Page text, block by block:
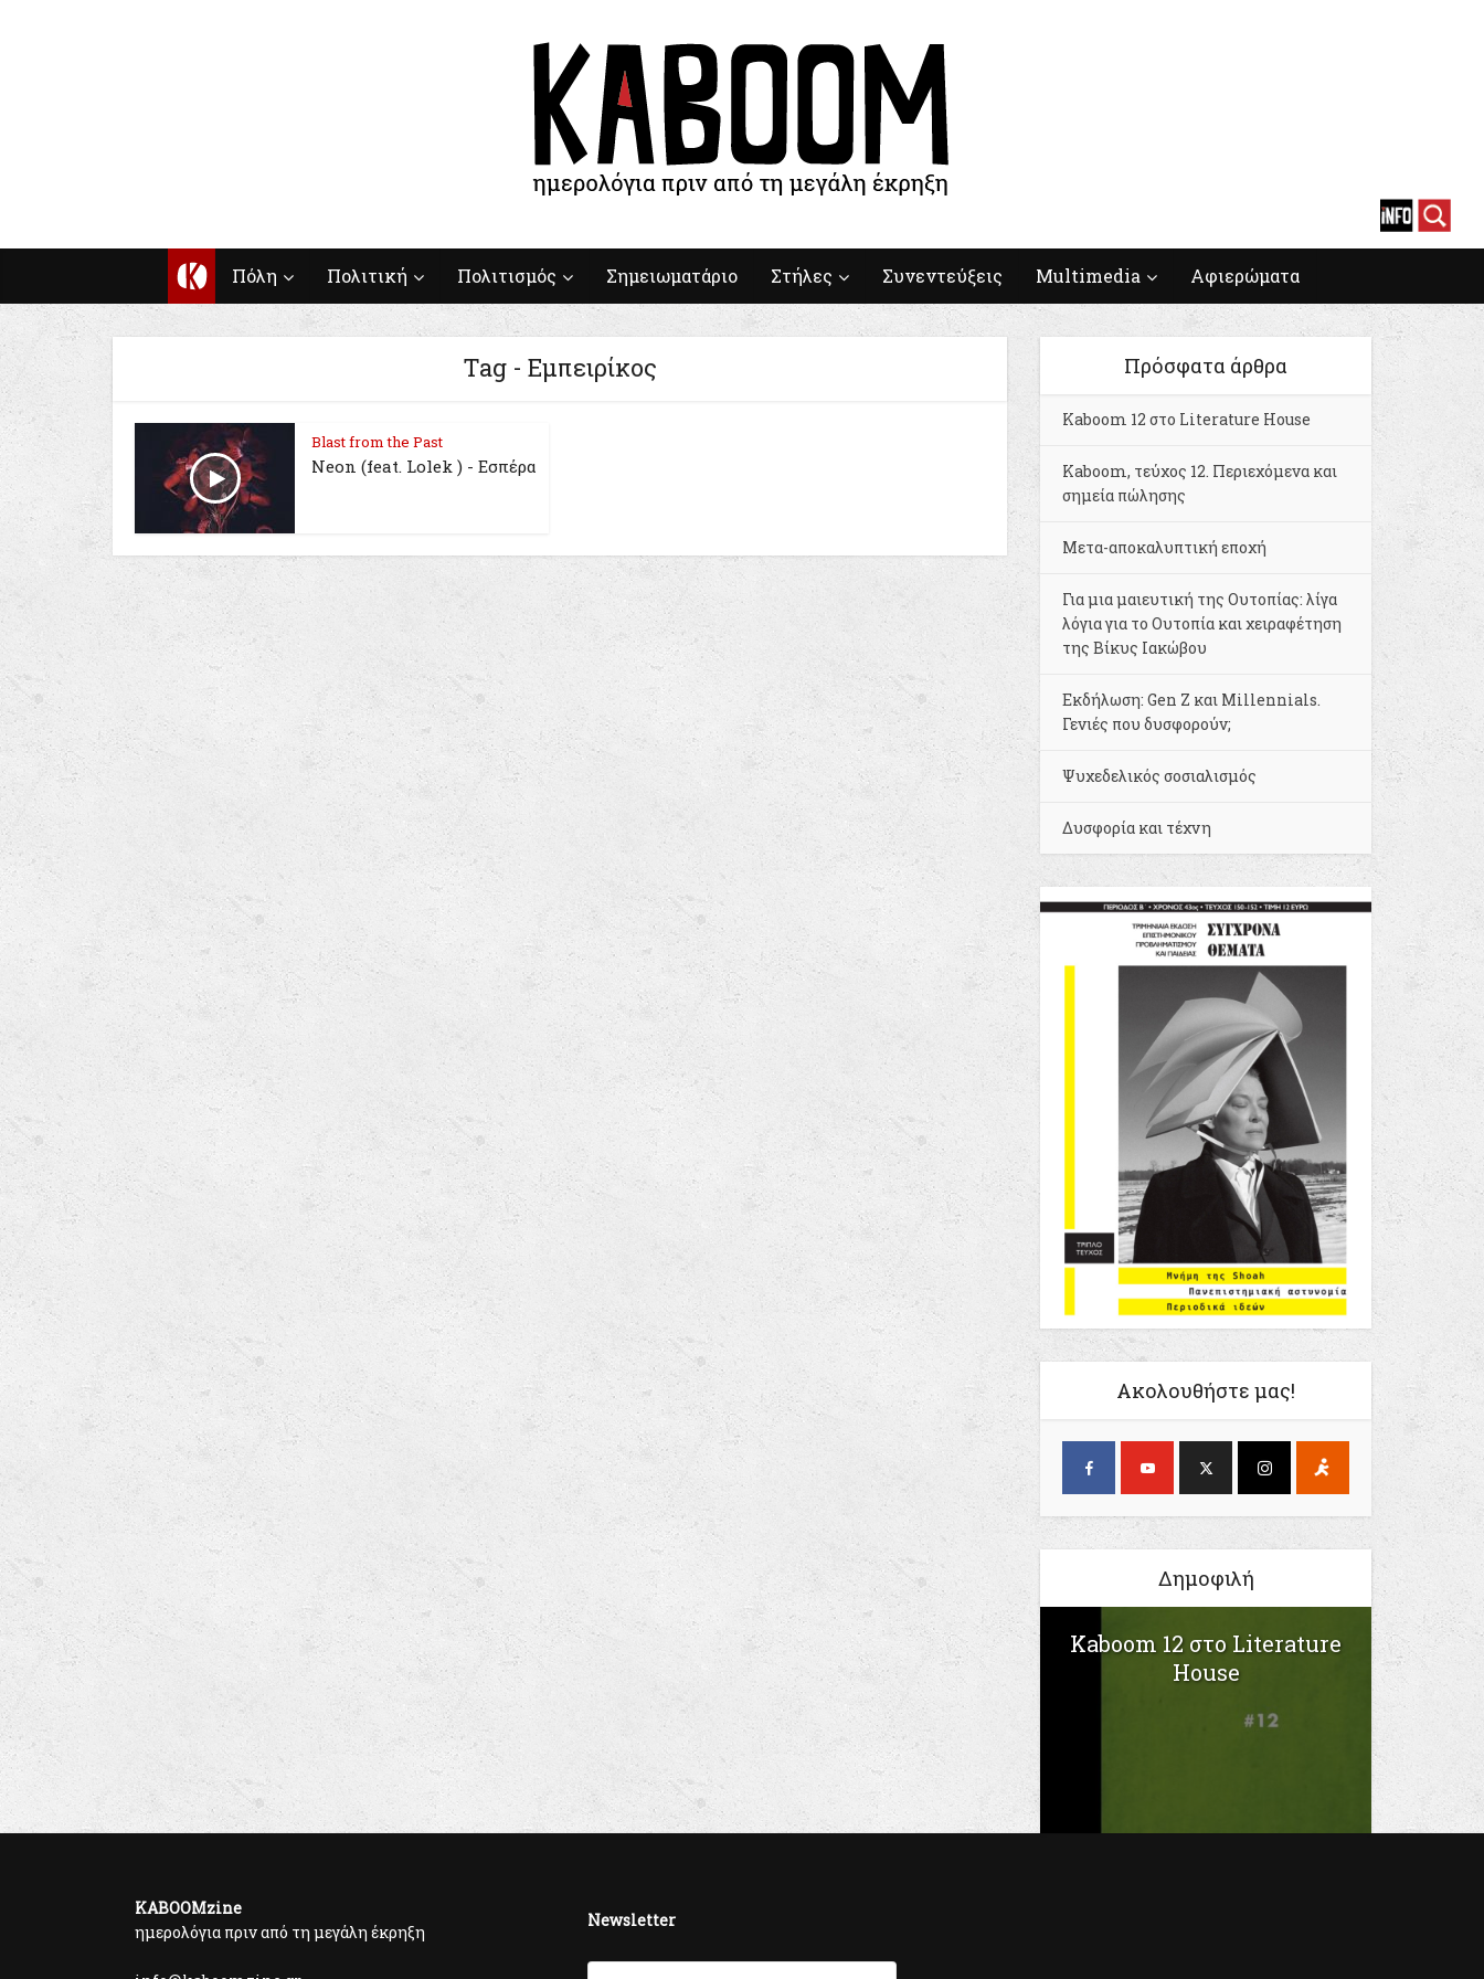
Κ Πόλη Πολιτική Πολιτισμός Σημειωματάριο Στήλες Συνεντεύξεις Multimedia Αφιερώματα
Tag - Εμπειρίκος
Blast from the Past
Νeon (feat. Lolek ) - Εσπέρα
Πρόσφατα άρθρα
Kaboom 12 στο Literature House
Kaboom, τεύχος 12. Περιεχόμενα και
σημεία πώλησης
Μετα-αποκαλυπτική εποχή
Για μια μαιευτική της Ουτοπίας: λίγα
λόγια για το Ουτοπία και χειραφέτηση
της Βίκυς Ιακώβου
Εκδήλωση: Gen Z και Millennials.
Γενιές που δυσφορούν;
Ψυχεδελικός σοσιαλισμός
Δυσφορία και τέχνη
Ακολουθήστε μας!
Δημοφιλή
Kaboom 12 στο Literature
House
KABOOMzine
ημερολόγια πριν από τη μεγάλη έκρηξη
Newsletter